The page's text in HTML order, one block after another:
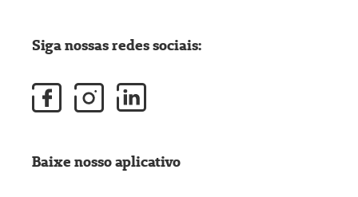
Siga nossas redes sociais:
Baixe nosso aplicativo